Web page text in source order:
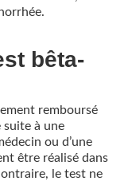
bêta-
remboursé
suite à une
ou d’une
être réalisé dans
le test ne